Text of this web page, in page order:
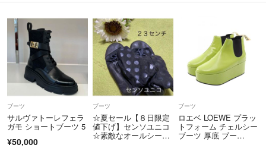
ブーツ
サルヴァトーレフェラ
ガモ ショートブーツ 5
¥50,000
ブーツ
☆夏セール【８日限定
値下げ】センソユニコ
☆素敵なオールシーズ
ブーツ
ロエベ LOEWE プラッ
トフォーム チェルシー
ブーツ 厚底 ブー